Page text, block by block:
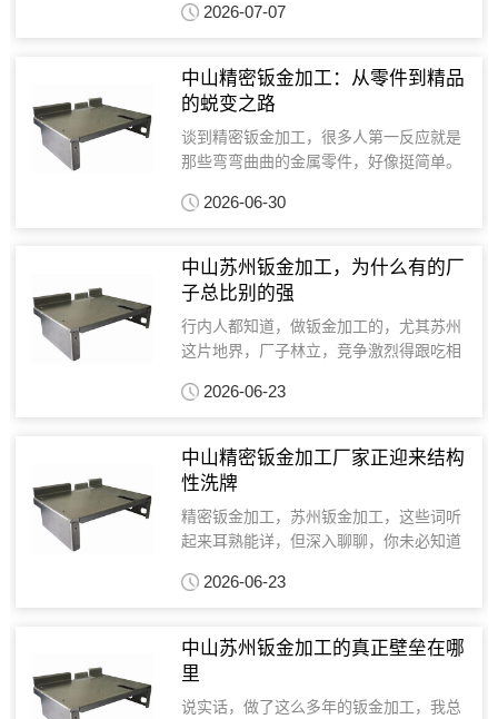
好、人手足就能吃饭的玩法，现在根本行
害，不是有厂家跟我说...
2026-07-07
中山精密钣金加工：从零件到精品
的蜕变之路
谈到精密钣金加工，很多人第一反应就是
那些弯弯曲曲的金属零件，好像挺简单。
接触过不少钣金加工厂家，从国内到国外
钣金加工这些老牌企业...
2026-06-30
中山苏州钣金加工，为什么有的厂
子总比别的强
行内人都知道，做钣金加工的，尤其苏州
这片地界，厂子林立，竞争激烈得跟吃相
的厂子就是能拿出让人眼前一亮的作品，
不仅仅是设备好或者价...
2026-06-23
中山精密钣金加工厂家正迎来结构
性洗牌
精密钣金加工，苏州钣金加工，这些词听
起来耳熟能详，但深入聊聊，你未必知道
接触过上千家钣金加工厂家，发现90%的
设备多先进，价格多...
2026-06-23
中山苏州钣金加工的真正壁垒在哪
里
说实话，做了这么多年的钣金加工，我总